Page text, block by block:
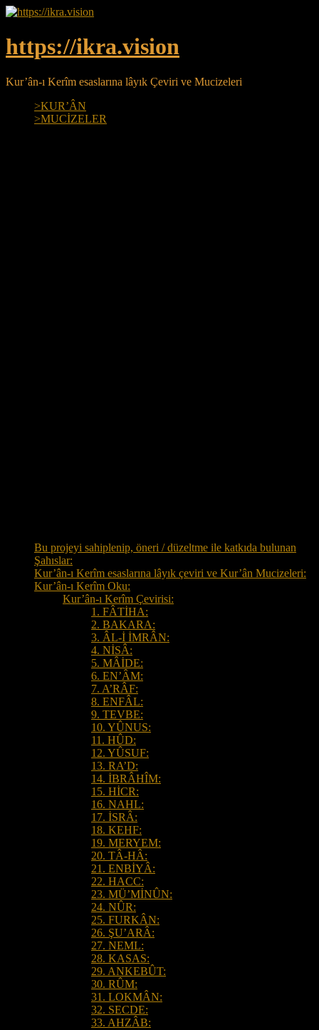
Skip
content
https://ikra.vision
Kur’ân-ı Kerîm esaslarına lâyık Çeviri ve Mucizeleri
>KUR’ÂN
>MUCİZELER
Bu projeyi sahiplenip, öneri / düzeltme ile katkıda bulunan
Şahıslar:
Kur’ân-ı Kerîm esaslarına lâyık çeviri ve Kur’ân Mucizeleri:
Kur’ân-ı Kerîm Oku:
Kur’ân-ı Kerîm Çevirisi:
1. FÂTİHA:
2. BAKARA:
3. ÂL-İ İMRÂN:
4. NİSÂ:
5. MÂİDE:
6. EN’ÂM:
7. A’RÂF:
8. ENFÂL:
9. TEVBE:
10. YÛNUS:
11. HÛD:
12. YÛSUF:
13. RA’D:
14. İBRÂHÎM:
15. HİCR:
16. NAHL:
17. İSRÂ:
18. KEHF:
19. MERYEM:
20. TÂ-HÂ:
21. ENBİYÂ:
22. HACC:
23. MÜ’MİNÛN:
24. NÛR:
25. FURKÂN:
26. ŞU’ARÂ:
27. NEML:
28. KASAS:
29. ANKEBÛT:
30. RÛM:
31. LOKMÂN:
32. SECDE:
33. AHZÂB: